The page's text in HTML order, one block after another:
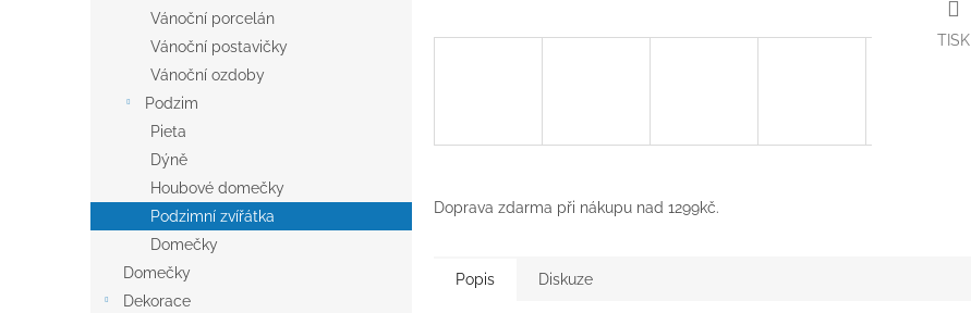
Vánoční porcelán
Vánoční postavičky
Vánoční ozdoby
Podzim
Pieta
Dýně
Houbové domečky
Podzimní zvířátka
Domečky
Domečky
Dekorace
TISK
Doprava zdarma při nákupu nad 1299kč.
Popis Diskuze